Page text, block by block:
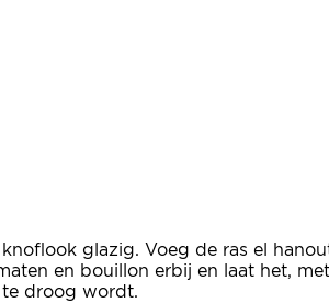
glazig. Voeg de ras el
en bouillon erbij en laat het,
te droog wordt.